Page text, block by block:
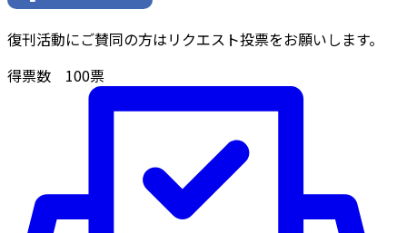
復刊活動にご賛同の方はリクエスト投票をお願いします。
得票数 100票